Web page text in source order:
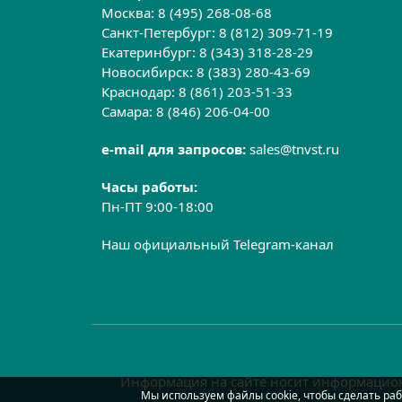
Москва:8 (495) 268-08-68
Санкт-Петербург:8 (812) 309-71-19
Екатеринбург:8 (343) 318-28-29
Новосибирск:8 (383) 280-43-69
Краснодар:8 (861) 203-51-33
Самара:8 (846) 206-04-00
e-mail для запросов:sales@tnvst.ru
Часы работы:
Пн-ПТ 9:00-18:00
Наш официальный Telegram-канал
Информация на сайте носит
Мы используем файлы cookie, чтобы сделать